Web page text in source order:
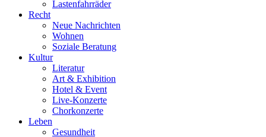
Lastenfahrräder
Recht
Neue Nachrichten
Wohnen
Soziale Beratung
Kultur
Literatur
Art & Exhibition
Hotel & Event
Live-Konzerte
Chorkonzerte
Leben
Gesundheit